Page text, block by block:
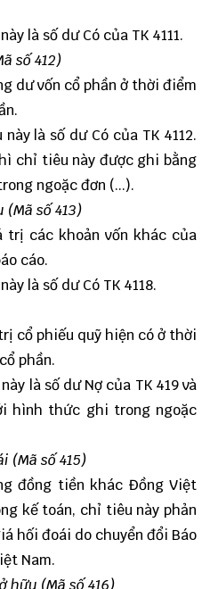
là số dư Có của TK 4111.
số 412)
dư vốn cổ phần ở thời điểm
là số dư Có của TK 4112.
chỉ tiêu này được ghi bằng
ngoặc đơn (...).
số 413)
trị các khoản vốn khác của
cáo.
là số dư Có TK 4118.
cổ phiếu quỹ hiện có ở thời
phần.
là số dư Nợ của TK 419 và
hình thức ghi trong ngoặc
(Mã số 415)
đồng tiền khác Đồng Việt
kế toán, chỉ tiêu này phản
hối đoái do chuyển đổi Báo
Nam.
hữu (Mã số 416)